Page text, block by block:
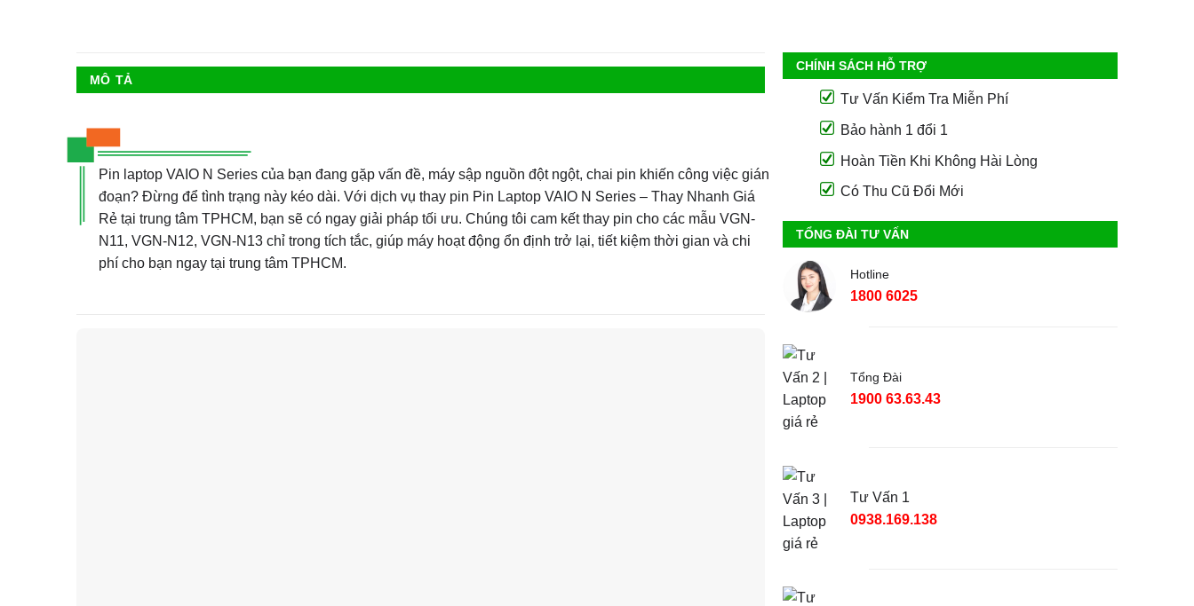
MÔ TẢ
Pin laptop VAIO N Series của bạn đang gặp vấn đề, máy sập nguồn đột ngột, chai pin khiến công việc gián
đoạn? Đừng để tình trạng này kéo dài. Với dịch vụ thay pin Pin Laptop VAIO N Series – Thay Nhanh Giá
Rẻ tại trung tâm TPHCM, bạn sẽ có ngay giải pháp tối ưu. Chúng tôi cam kết thay pin cho các mẫu VGN-
N11, VGN-N12, VGN-N13 chỉ trong tích tắc, giúp máy hoạt động ổn định trở lại, tiết kiệm thời gian và chi
phí cho bạn ngay tại trung tâm TPHCM.
CHÍNH SÁCH HỖ TRỢ
Tư Vấn Kiểm Tra Miễn Phí
Bảo hành 1 đổi 1
Hoàn Tiền Khi Không Hài Lòng
Có Thu Cũ Đổi Mới
TỔNG ĐÀI TƯ VẤN
Hotline
1800 6025
Tổng Đài
1900 63.63.43
Tư Vấn 1
0938.169.138